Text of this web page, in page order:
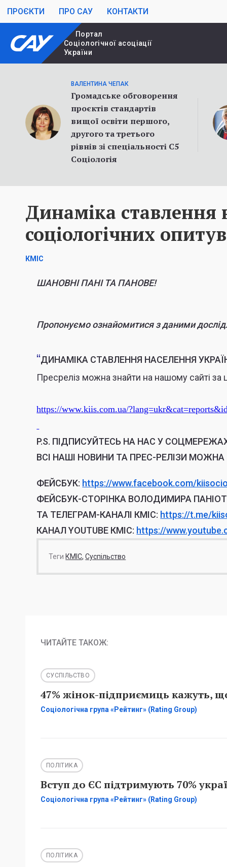
ПРОЄКТИ ПРО САУ КОНТАКТИ
Портал
Cоціологічної асоціації
України
ВАЛЕНТИНА ЧЕПАК
Громадське обговорення
проєктів стандартів
вищої освіти першого,
другого та третього
рівнів зі спеціальності С5
Соціологія
Динаміка ставлення
соціологічних
КМІС
ШАНОВНІ ПАНІ ТА ПАНОВЕ!
Пропонуємо ознайомитися з даними
“ДИНАМІКА СТАВЛЕННЯ НАСЕЛЕННЯ
Пресреліз можна знайти на нашому сайті
https://www.kiis.com.ua/
P.S. ПІДПИСУЙТЕСЬ НА НАС У
ВСІ НАШІ НОВИНИ ТА ПРЕС-РЕЛІЗИ
ФЕЙСБУК: https://www.facebook.com/
ФЕЙСБУК-СТОРІНКА ВОЛОДИМИРА
ТА ТЕЛЕГРАМ-КАНАЛІ КМІС: https://t.me/
КАНАЛ YOUTUBE КМІС: https://
Теги КМІС Суспільство
ЧИТАЙТЕ ТАКОЖ:
СУСПІЛЬСТВО
47% жінок-підприємиць кажуть,
Соціологічна група «Рейтинг» (Rating Group)
ПОЛІТИКА
Вступ до ЄС підтримують 70%
Соціологічна група «Рейтинг» (Rating Group)
ПОЛІТИКА